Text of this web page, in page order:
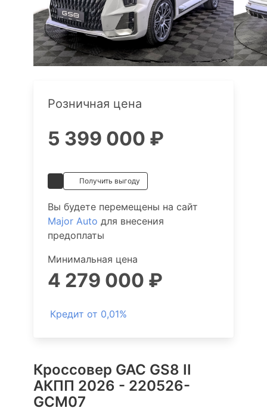
Розничная цена
5 399 000 ₽
Получить выгоду
Вы будете перемещены на сайт
Major Auto для внесения
предоплаты
Минимальная цена
4 279 000 ₽
Кредит от 0,01%
Кроссовер GAC GS8 II
АКПП 2026 - 220526-
GCM07